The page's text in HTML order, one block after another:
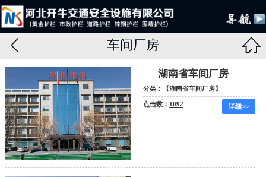
 车间厂房 
湖南省车间厂房
分类：【湖南省车间厂房】
点击数： 1092 详细>>